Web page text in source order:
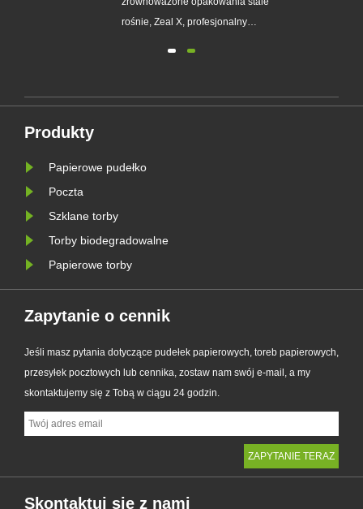
rośnie, Zeal X, profesjonalny
toreb papierowych Glassine.
plastikowych, nowy pro......
Produkty
Papierowe pudełko
Poczta
Szklane torby
Torby biodegradowalne
Papierowe torby
Zapytanie o cennik
Jeśli masz pytania dotyczące pudełek papierowych, toreb papierowych,
przesyłek pocztowych lub cennika, zostaw nam swój e-mail, a my
skontaktujemy się z Tobą w ciągu 24 godzin.
Skontaktuj się z nami